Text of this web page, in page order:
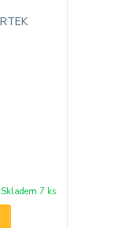
Skladem 7 ks